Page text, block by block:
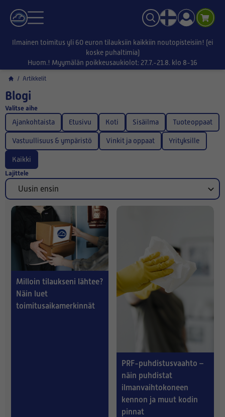
Ilmainen toimitus yli 60 euron tilauksiin kaikkiin noutopisteisiin! (ei
koske puhaltimia)
Huom.! Myymälän poikkeusaukiolot: 27.7.-21.8. klo 8-16
/ Artikkelit
Blogi
Valitse aihe
Ajankohtaista Etusivu Koti Sisäilma Tuoteoppaat
Vastuullisuus & ympäristö Vinkit ja oppaat Yrityksille
Kaikki
Lajittele
Milloin tilaukseni lähtee?
Näin luet
toimitusaikamerkinnät
PRF-puhdistusvaahto –
näin puhdistat
ilmanvaihtokoneen
kennon ja muut kodin
pinnat